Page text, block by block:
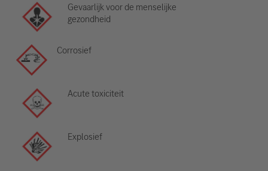
Gevaarlijk voor de menselijke
gezondheid
Corrosief
Acute toxiciteit
Explosief